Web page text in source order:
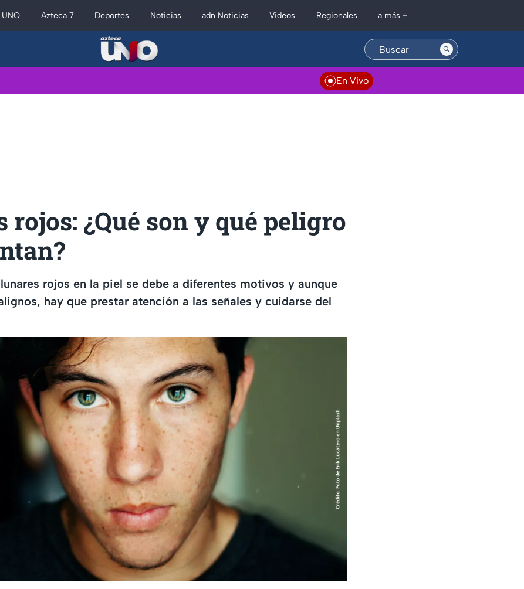
Azteca 7 Deportes Noticias adn Noticias Videos Regionales a más +
En Vivo
rojos: ¿Qué son y qué peligro
rojos en la piel se debe a diferentes motivos y aunque
hay que prestar atención a las señales y cuidarse del